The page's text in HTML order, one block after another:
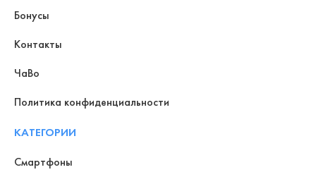
Бонусы
Контакты
ЧаВо
Политика конфиденциальности
КАТЕГОРИИ
Смартфоны